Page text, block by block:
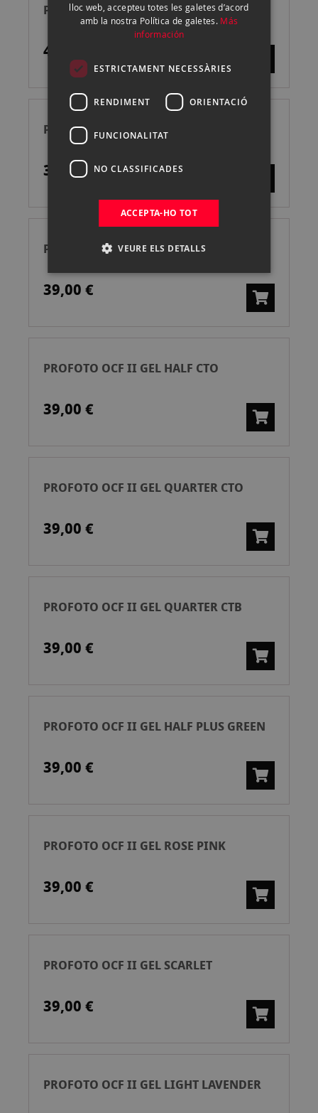
PROFOTO CLIC GEL YELLOW
49,00 €
PROFOTO OCF II GEL RING
39,00 €
PROFOTO OCF II GEL FULL CTO
39,00 €
PROFOTO OCF II GEL HALF CTO
39,00 €
PROFOTO OCF II GEL QUARTER CTO
39,00 €
PROFOTO OCF II GEL QUARTER CTB
39,00 €
PROFOTO OCF II GEL HALF PLUS GREEN
39,00 €
PROFOTO OCF II GEL ROSE PINK
39,00 €
PROFOTO OCF II GEL SCARLET
39,00 €
PROFOTO OCF II GEL LIGHT LAVENDER
CATALAN
lloc web, accepteu totes les galetes d’acord
amb la nostra Política de galetes. Más
información
ESTRICTAMENT NECESSÀRIES
RENDIMENT ORIENTACIÓ
FUNCIONALITAT
NO CLASSIFICADES
ACCEPTA-HO TOT
VEURE ELS DETALLS